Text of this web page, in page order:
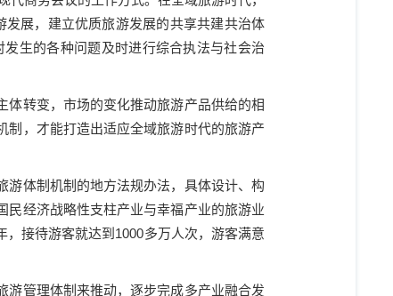
展，建立优质旅游发展的共享共建共治体
生的各种问题及时进行综合执法与社会治
转变，市场的变化推动旅游产品供给的相
制，才能打造出适应全域旅游时代的旅游产
游体制机制的地方法规办法，具体设计、构
民经济战略性支柱产业与幸福产业的旅游业
接待游客就达到 1000多万人次，游客满意
游管理体制来推动，逐步完成多产业融合发